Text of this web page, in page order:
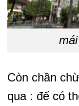
Còn chần
qua : để có